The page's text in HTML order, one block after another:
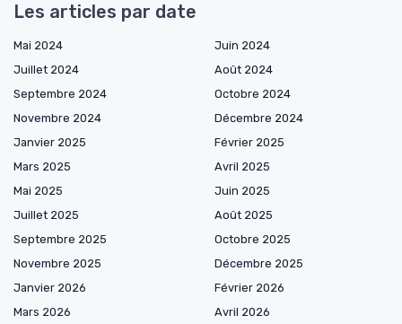
Les articles par date
Mai 2024
Juin 2024
Juillet 2024
Août 2024
Septembre 2024
Octobre 2024
Novembre 2024
Décembre 2024
Janvier 2025
Février 2025
Mars 2025
Avril 2025
Mai 2025
Juin 2025
Juillet 2025
Août 2025
Septembre 2025
Octobre 2025
Novembre 2025
Décembre 2025
Janvier 2026
Février 2026
Mars 2026
Avril 2026